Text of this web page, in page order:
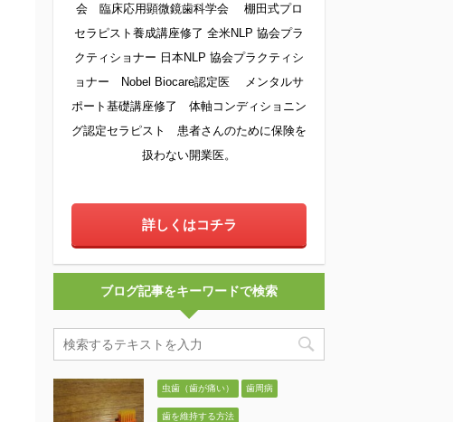
会 臨床応用顕微鏡歯科学会 棚田式プロ
セラピスト養成講座修了 全米NLP 協会プラ
クティショナー 日本NLP 協会プラクティシ
ョナー Nobel Biocare認定医 メンタルサ
ポート基礎講座修了 体軸コンディショニン
グ認定セラピスト 患者さんのために保険を
扱わない開業医。
詳しくはコチラ
ブログ記事をキーワードで検索
虫歯（歯が痛い） 歯周病
歯を維持する方法